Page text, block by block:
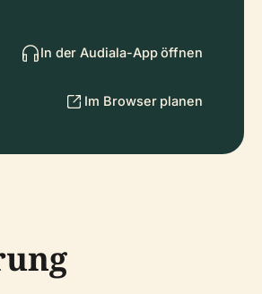
In der Audiala-App öffnen
Im Browser planen